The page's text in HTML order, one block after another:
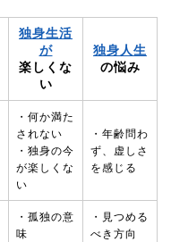
独身生活
が
楽しくな
い
独身人生
の悩み
・何か満た
されない
・独身の今
が楽しくな
い
・年齢問わ
ず、虚しさ
を感じる
・孤独の意
味
・見つめる
べき方向